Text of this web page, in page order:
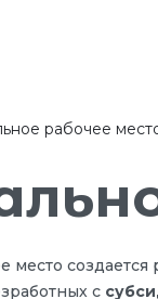
рабочее
место
с